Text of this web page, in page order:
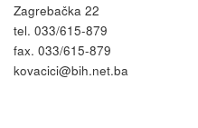
Zagrebačka 22
tel. 033/615-879
fax. 033/615-879
kovacici@bih.net.ba